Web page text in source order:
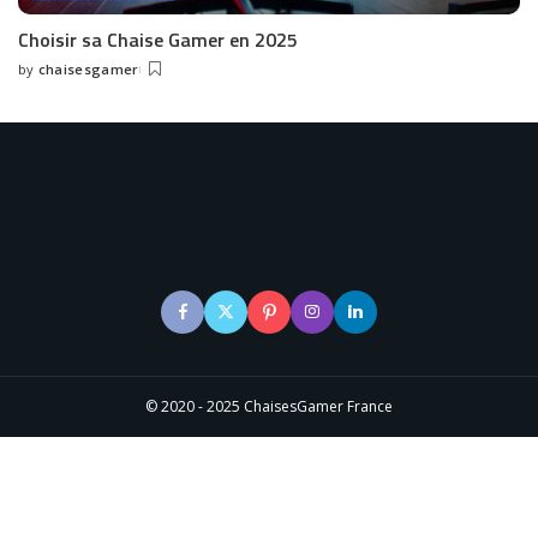
Choisir sa Chaise Gamer en 2025
Posted
by chaisesgamer
© 2020 - 2025 ChaisesGamer France